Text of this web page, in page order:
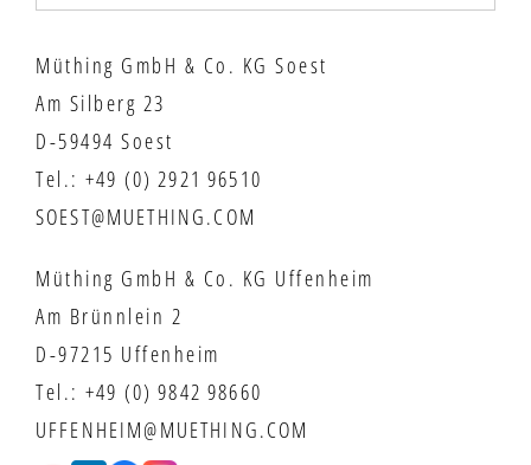
Müthing GmbH & Co. KG Soest
Am Silberg 23
D-59494 Soest
Tel.: +49 (0) 2921 96510
SOEST@MUETHING.COM
Müthing GmbH & Co. KG Uffenheim
Am Brünnlein 2
D-97215 Uffenheim
Tel.: +49 (0) 9842 98660
UFFENHEIM@MUETHING.COM